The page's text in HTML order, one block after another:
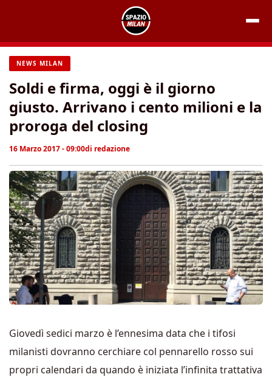
contenuto
NEWS MILAN
Soldi e firma, oggi è il giorno
giusto. Arrivano i cento milioni e la
proroga del closing
16 Marzo 2017 - 09:00di redazione
Giovedì sedici marzo è l’ennesima data che i tifosi
milanisti dovranno cerchiare col pennarello rosso sui
propri calendari da quando è iniziata l’infinita trattativa